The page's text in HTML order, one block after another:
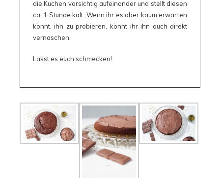
die Kuchen vorsichtig aufeinander und stellt diesen
ca. 1 Stunde kalt. Wenn ihr es aber kaum erwarten
könnt, ihn zu probieren, könnt ihr ihn auch direkt
vernaschen.
Lasst es euch schmecken!